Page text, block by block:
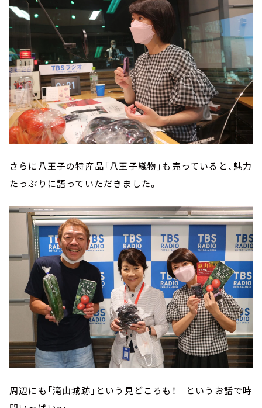
さらに八王子の特産品「八王子織物」も売っていると、魅力
たっぷりに語っていただきました。
周辺にも「滝山城跡」という見どころも！ というお話で時